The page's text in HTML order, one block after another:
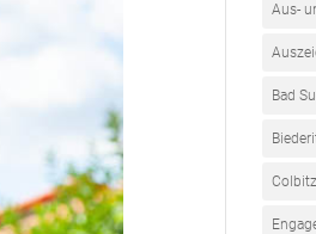
Aus-
Bad
Colbitz